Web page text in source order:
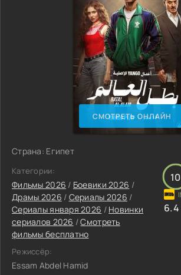
СМОТРЕТЬ ОНЛАЙН
Страна: Египет
Категории:
Фильмы 2026 / Боевики 2026 /
Драмы 2026 / Сериалы 2026 /
Сериалы января 2026 / Новинки
сериалов 2026 /Смотреть
фильмы бесплатно
Режиссёр:
Essam Abdel Hamid
10
6.4